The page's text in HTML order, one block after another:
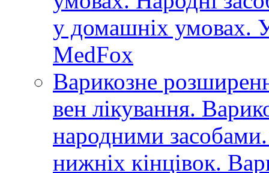
у домашніх умовах.
MedFox
Варикозне
вен лікування.
народними
нижніх кінцівок.